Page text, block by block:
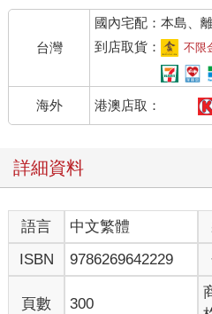
台灣
國內宅配：本島、
到店取貨：
不限
海外 港澳店取：
詳細資料
語言 中文繁體
ISBN
9786269642229
頁數 300